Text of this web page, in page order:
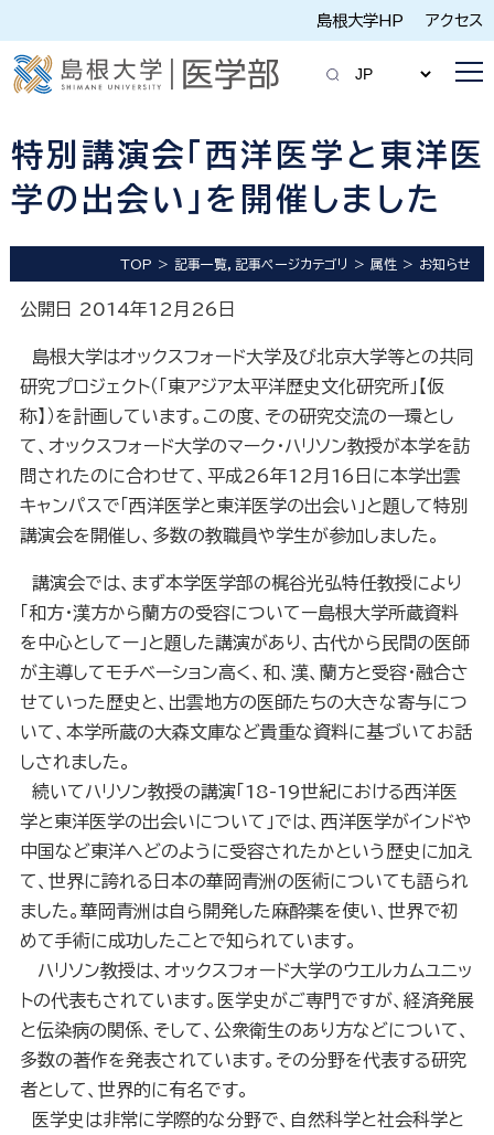
島根大学HP アクセス
特別講演会「西洋医学と東洋医
学の出会い」を開催しました
TOP 記事一覧，記事ページカテゴリ 属性 お知らせ
公開日 2014年12月26日
島根大学はオックスフォード大学及び北京大学等との共同
研究プロジェクト（「東アジア太平洋歴史文化研究所」【仮
称】）を計画しています。この度、その研究交流の一環とし
て、オックスフォード大学のマーク・ハリソン教授が本学を訪
問されたのに合わせて、平成26年12月16日に本学出雲
キャンパスで「西洋医学と東洋医学の出会い」と題して特別
講演会を開催し、多数の教職員や学生が参加しました。
講演会では、まず本学医学部の梶谷光弘特任教授により
「和方・漢方から蘭方の受容についてー島根大学所蔵資料
を中心としてー」と題した講演があり、古代から民間の医師
が主導してモチベーション高く、和、漢、蘭方と受容・融合さ
せていった歴史と、出雲地方の医師たちの大きな寄与につ
いて、本学所蔵の大森文庫など貴重な資料に基づいてお話
しされました。
続いてハリソン教授の講演「18-19世紀における西洋医
学と東洋医学の出会いについて」では、西洋医学がインドや
中国など東洋へどのように受容されたかという歴史に加え
て、世界に誇れる日本の華岡青洲の医術についても語られ
ました。華岡青洲は自ら開発した麻酔薬を使い、世界で初
めて手術に成功したことで知られています。
ハリソン教授は、オックスフォード大学のウエルカムユニッ
トの代表もされています。医学史がご専門ですが、経済発展
と伝染病の関係、そして、公衆衛生のあり方などについて、
多数の著作を発表されています。その分野を代表する研究
者として、世界的に有名です。
医学史は非常に学際的な分野で、自然科学と社会科学と